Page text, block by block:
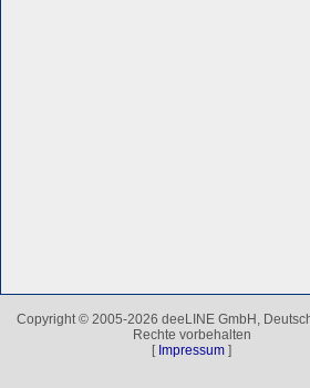
Copyright © 2005-2026 deeLINE GmbH,
Rechte vorbehalten
[ Impressum ]